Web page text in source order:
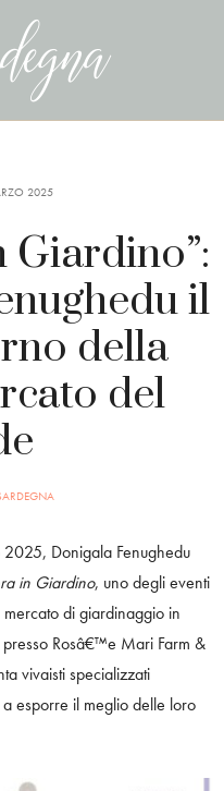
2025
Giardino”:
il
della
del
Donigala Fenughedu
in Giardino, uno degli eventi
di giardinaggio in
Rosâ€™e Mari Farm &
vivaisti specializzati
esporre il meglio delle loro